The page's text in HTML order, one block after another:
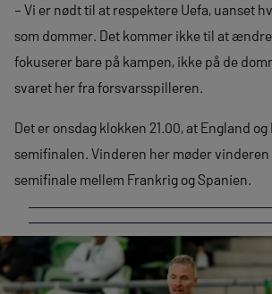
– Vi er nødt til at respektere Uefa, uanset
som dommer. Det kommer ikke til at
fokuserer bare på kampen, ikke på de
svaret her fra forsvarsspilleren.
Det er onsdag klokken 21.00, at England
semifinalen. Vinderen her møder
semifinale mellem Frankrig og Spanien.